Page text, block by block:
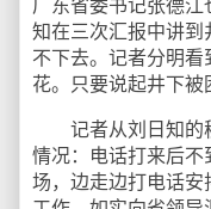
广东省委书记张德江
知在三次汇报中讲
不下去。记者分明看
花。只要说起井下被
记者从刘日知的
情况：电话打来后
场，边走边打电话安